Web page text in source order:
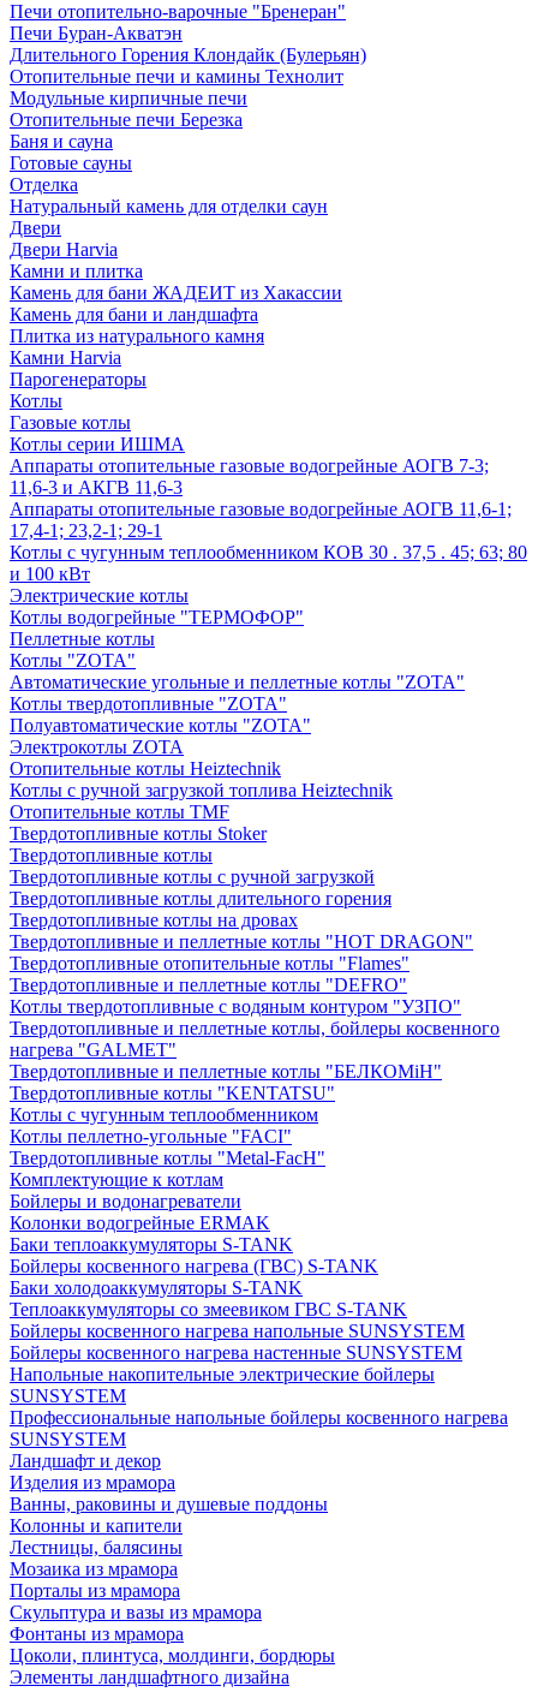
Печи отопительно-варочные "Бренеран"
Печи Буран-Акватэн
Длительного Горения Клондайк (Булерьян)
Отопительные печи и камины Технолит
Модульные кирпичные печи
Отопительные печи Березка
Баня и сауна
Готовые сауны
Отделка
Натуральный камень для отделки саун
Двери
Двери Harvia
Камни и плитка
Камень для бани ЖАДЕИТ из Хакассии
Камень для бани и ландшафта
Плитка из натурального камня
Камни Harvia
Парогенераторы
Котлы
Газовые котлы
Котлы серии ИШМА
Аппараты отопительные газовые водогрейные АОГВ 7-3;
11,6-3 и АКГВ 11,6-3
Аппараты отопительные газовые водогрейные АОГВ 11,6-1;
17,4-1; 23,2-1; 29-1
Котлы с чугунным теплообменником КОВ 30 . 37,5 . 45; 63; 80
и 100 кВт
Электрические котлы
Котлы водогрейные "ТЕРМОФОР"
Пеллетные котлы
Котлы "ZOTA"
Автоматические угольные и пеллетные котлы "ZOTA"
Котлы твердотопливные "ZOTA"
Полуавтоматические котлы "ZOTA"
Электрокотлы ZOTA
Отопительные котлы Heiztechnik
Котлы с ручной загрузкой топлива Heiztechnik
Отопительные котлы TMF
Твердотопливные котлы Stoker
Твердотопливные котлы
Твердотопливные котлы с ручной загрузкой
Твердотопливные котлы длительного горения
Твердотопливные котлы на дровах
Твердотопливные и пеллетные котлы "HOT DRAGON"
Твердотопливные отопительные котлы "Flames"
Твердотопливные и пеллетные котлы "DEFRO"
Котлы твердотопливные с водяным контуром "УЗПО"
Твердотопливные и пеллетные котлы, бойлеры косвенного
нагрева "GALMET"
Твердотопливные и пеллетные котлы "БЕЛКОМiН"
Твердотопливные котлы "KENTATSU"
Котлы с чугунным теплообменником
Котлы пеллетно-угольные "FACI"
Твердотопливные котлы "Metal-FacH"
Комплектующие к котлам
Бойлеры и водонагреватели
Колонки водогрейные ERMAK
Баки теплоаккумуляторы S-TANK
Бойлеры косвенного нагрева (ГВС) S-TANK
Баки холодоаккумуляторы S-TANK
Теплоаккумуляторы со змеевиком ГВС S-TANK
Бойлеры косвенного нагрева напольные SUNSYSTEM
Бойлеры косвенного нагрева настенные SUNSYSTEM
Напольные накопительные электрические бойлеры
SUNSYSTEM
Профессиональные напольные бойлеры косвенного нагрева
SUNSYSTEM
Ландшафт и декор
Изделия из мрамора
Ванны, раковины и душевые поддоны
Колонны и капители
Лестницы, балясины
Мозаика из мрамора
Порталы из мрамора
Скульптура и вазы из мрамора
Фонтаны из мрамора
Цоколи, плинтуса, молдинги, бордюры
Элементы ландшафтного дизайна